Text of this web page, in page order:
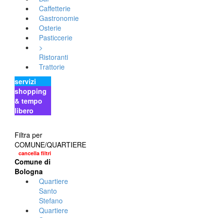
Caffetterie
Gastronomie
Osterie
Pasticcerie
>
Ristoranti
Trattorie
servizi
shopping
& tempo
libero
Filtra per
COMUNE/QUARTIERE
cancella filtri
Comune di
Bologna
Quartiere
Santo
Stefano
Quartiere